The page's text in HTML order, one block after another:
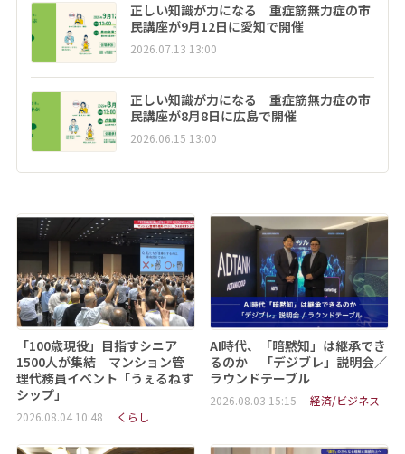
正しい知識が力になる 重症筋無力症の市
民講座が9月12日に愛知で開催
2026.07.13 13:00
正しい知識が力になる 重症筋無力症の市
民講座が8月8日に広島で開催
2026.06.15 13:00
「100歳現役」目指すシニア
1500人が集結 マンション管
理代務員イベント「うぇるねす
シップ」
2026.08.04 10:48 くらし
AI時代、「暗黙知」は継承でき
るのか 「デジブレ」説明会／
ラウンドテーブル
2026.08.03 15:15 経済/ビジネス